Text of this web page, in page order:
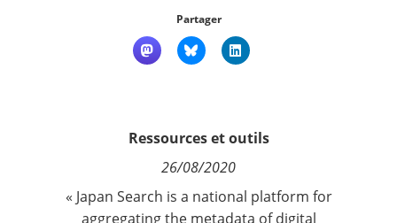
Nous suivre
Partager
Ressources et outils
26/08/2020
« Japan Search is a national platform for
aggregating the metadata of digital